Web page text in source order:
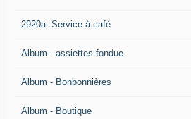
2920a- Service à café
Album - assiettes-fondue
Album - Bonbonnières
Album - Boutique